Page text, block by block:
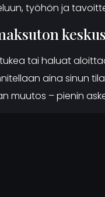
työhön ja
tai haluat
aina sinun
muutos – pienin